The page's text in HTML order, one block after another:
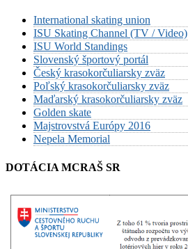
International skating union
ISU Skating Channel (TV / Video)
ISU World Standings
Slovenský športový portál
Český krasokorčuliarsky zväz
Poľský krasokorčuliarsky zväz
Maďarský krasokorčuliarsky zväz
Golden skate
Majstrovstvá Európy 2016
Nepela Memorial
DOTÁCIA MCRAŠ SR